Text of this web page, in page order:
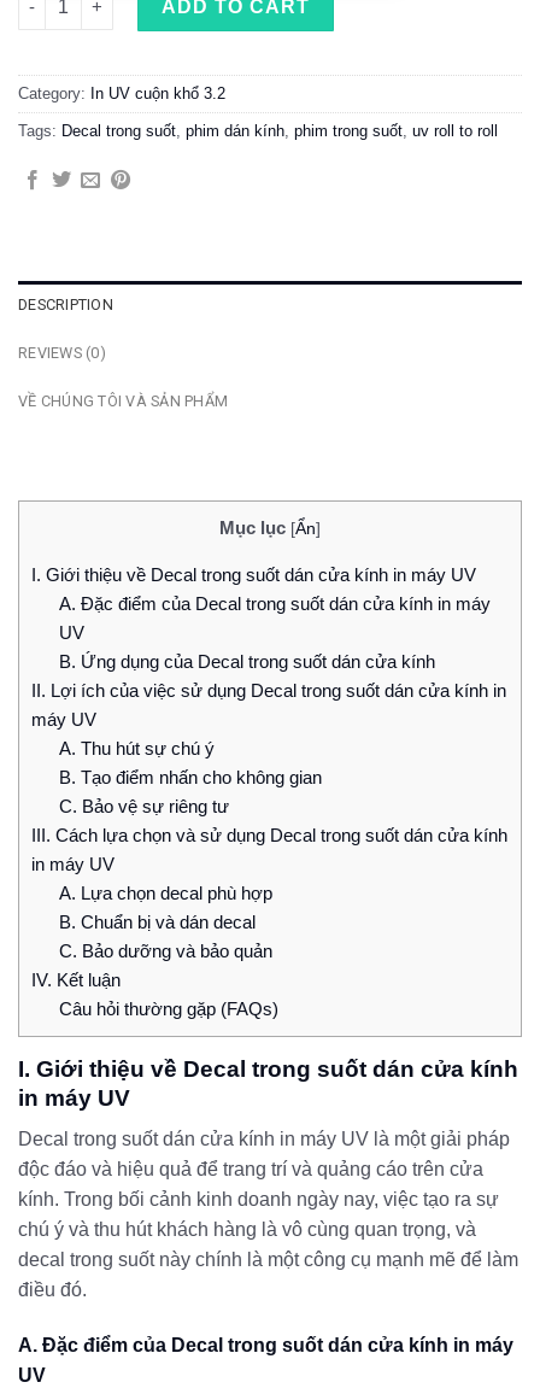
ADD TO CART
Category: In UV cuộn khổ 3.2
Tags: Decal trong suốt, phim dán kính, phim trong suốt, uv roll to roll
DESCRIPTION
REVIEWS (0)
VỀ CHÚNG TÔI VÀ SẢN PHẨM
Mục lục [Ẩn]
I. Giới thiệu về Decal trong suốt dán cửa kính in máy UV
A. Đặc điểm của Decal trong suốt dán cửa kính in máy
UV
B. Ứng dụng của Decal trong suốt dán cửa kính
II. Lợi ích của việc sử dụng Decal trong suốt dán cửa kính in
máy UV
A. Thu hút sự chú ý
B. Tạo điểm nhấn cho không gian
C. Bảo vệ sự riêng tư
III. Cách lựa chọn và sử dụng Decal trong suốt dán cửa kính
in máy UV
A. Lựa chọn decal phù hợp
B. Chuẩn bị và dán decal
C. Bảo dưỡng và bảo quản
IV. Kết luận
Câu hỏi thường gặp (FAQs)
I. Giới thiệu về Decal trong suốt dán cửa kính
in máy UV
Decal trong suốt dán cửa kính in máy UV là một giải pháp
độc đáo và hiệu quả để trang trí và quảng cáo trên cửa
kính. Trong bối cảnh kinh doanh ngày nay, việc tạo ra sự
chú ý và thu hút khách hàng là vô cùng quan trọng, và
decal trong suốt này chính là một công cụ mạnh mẽ để làm
điều đó.
A. Đặc điểm của Decal trong suốt dán cửa kính in máy
UV